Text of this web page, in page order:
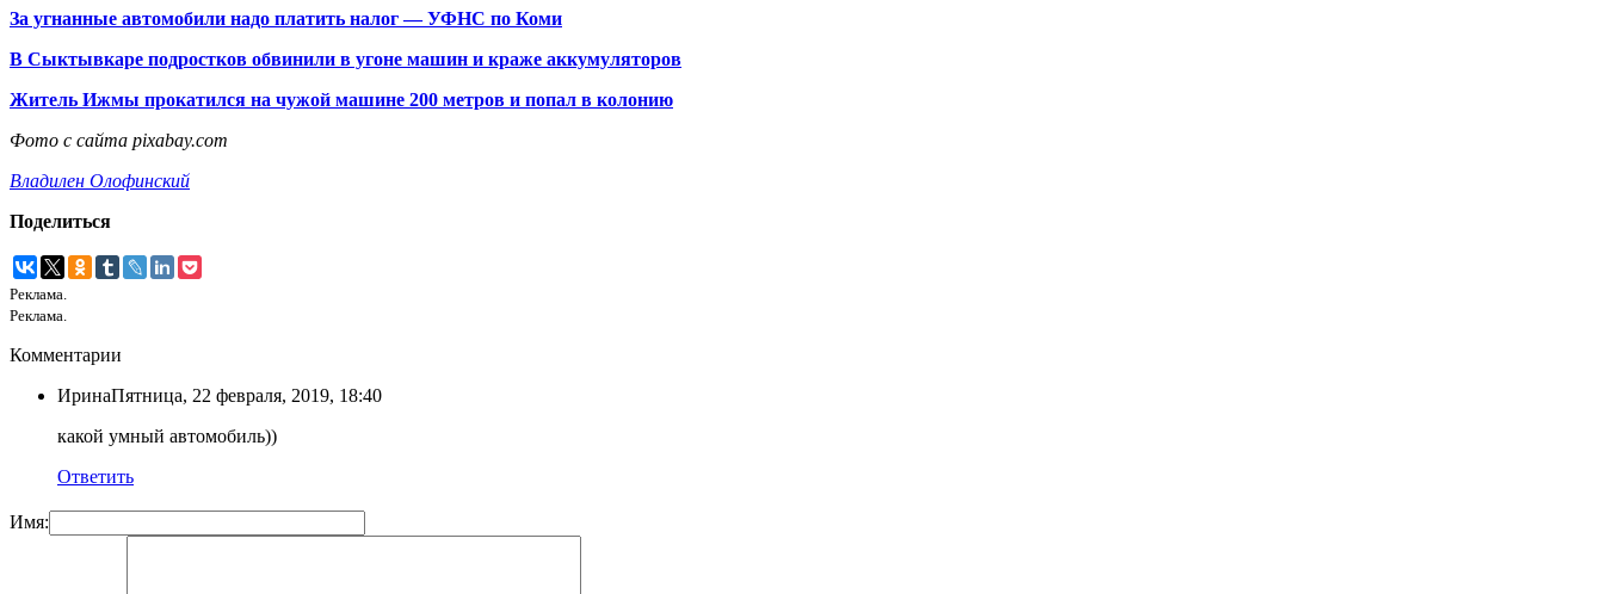
За угнанные автомобили надо платить налог — УФНС по Коми
В Сыктывкаре подростков обвинили в угоне машин и краже аккумуляторов
Житель Ижмы прокатился на чужой машине 200 метров и попал в колонию
Фото с сайта pixabay.com
Владилен Олофинский
Поделиться
Реклама.
Реклама.
Комментарии
ИринаПятница, 22 февраля, 2019, 18:40
какой умный автомобиль))
Ответить
Имя: